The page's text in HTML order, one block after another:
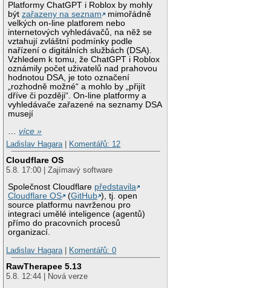
Platformy ChatGPT i Roblox by mohly
býtzařazeny na seznam
mimořádně
velkých on-line platforem nebo
internetových vyhledávačů, na něž se
vztahují zvláštní podmínky podle
nařízení o digitálních službách (DSA).
Vzhledem k tomu, že ChatGPT i Roblox
oznámily počet uživatelů nad prahovou
hodnotou DSA, je toto označení
„rozhodně možné“ a mohlo by „přijít
dříve či později“. On-line platformy a
vyhledávače zařazené na seznamy DSA
musejí
…více »
Ladislav Hagara| Komentářů: 12
Cloudflare OS
5.8. 17:00 | Zajímavý software
Společnost Cloudflare představila
Cloudflare OS
(GitHub ), tj. open
source platformu navrženou pro
integraci umělé inteligence (agentů)
přímo do pracovních procesů
organizací.
Ladislav Hagara| Komentářů: 0
RawTherapee 5.13
5.8. 12:44 | Nová verze